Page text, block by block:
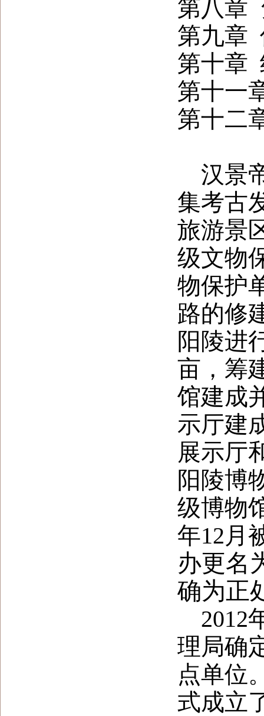
第八章
第九章
第十章
第十一
第十二
汉景
集考古
旅游景
级文物
物保护
路的修
阳陵进
亩，筹
馆建成
示厅建
展示厅
阳陵博
级博物
年12月
办更名
确为正
2012
理局确
点单位
式成立